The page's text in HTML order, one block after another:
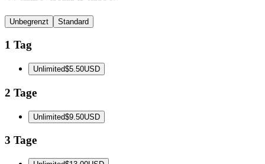
Unbegrenzt Standard
1 Tag
Unlimited$5.50USD
2 Tage
Unlimited$9.50USD
3 Tage